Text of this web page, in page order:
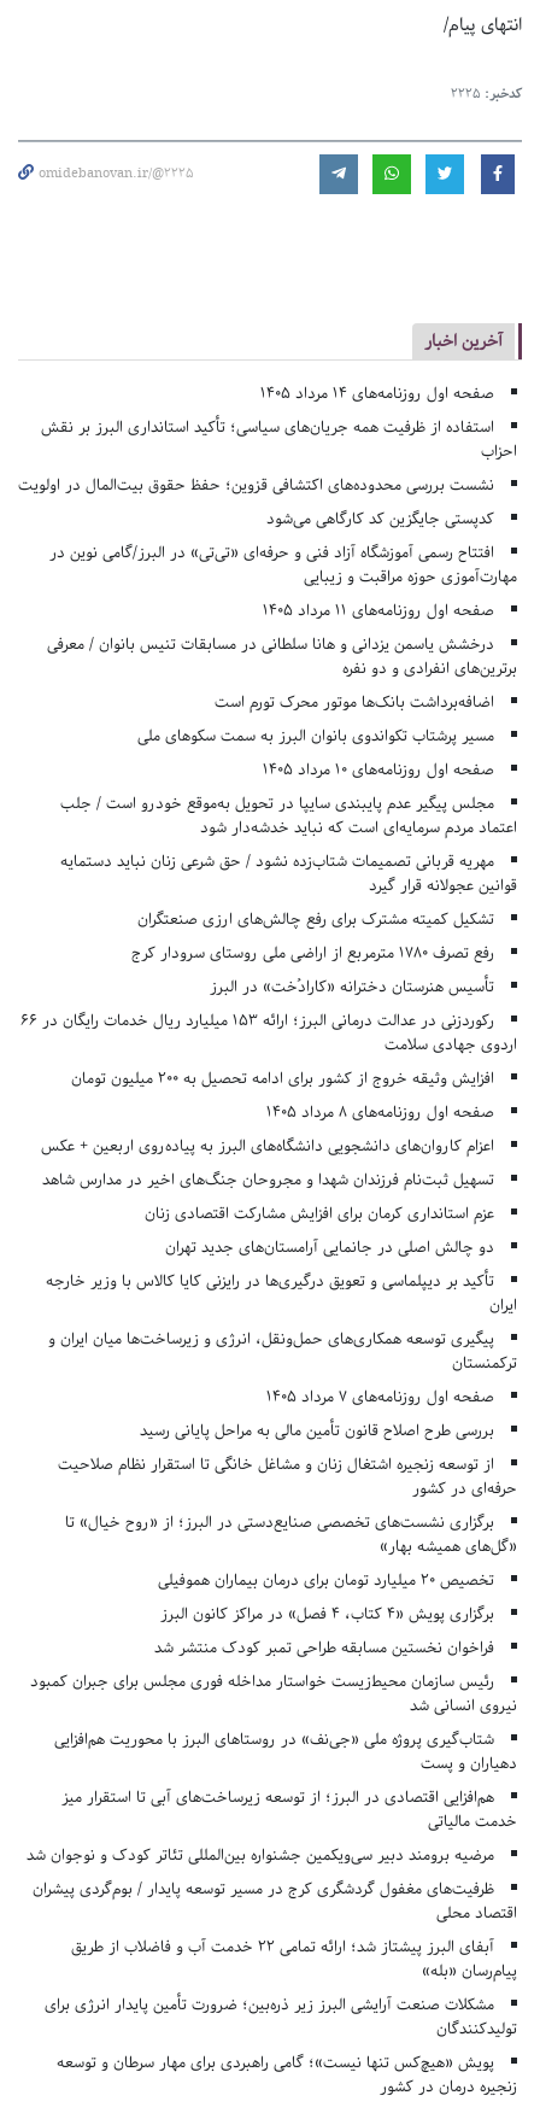
انتهای پیام/
کدخبر: 2225
omidebanovan.ir/@2225
آخرین اخبار
صفحه اول روزنامه‌های 14 مرداد 1405
استفاده از ظرفیت همه جریان‌های سیاسی؛ تأکید استانداری البرز بر نقش
احزاب
نشست بررسی محدوده‌های اکتشافی قزوین؛ حفظ حقوق بیت‌المال در اولویت
کدپستی جایگزین کد کارگاهی می‌شود
افتتاح رسمی آموزشگاه آزاد فنی و حرفه‌ای «تی‌تی» در البرز/گامی نوین در
مهارت‌آموزی حوزه مراقبت و زیبایی
صفحه اول روزنامه‌های 11 مرداد 1405
درخشش یاسمن یزدانی و هانا سلطانی در مسابقات تنیس بانوان / معرفی
برترین‌های انفرادی و دو نفره
اضافه‌برداشت بانک‌ها موتور محرک تورم است
مسیر پرشتاب تکواندوی بانوان البرز به سمت سکوهای ملی
صفحه اول روزنامه‌های 10 مرداد 1405
مجلس پیگیر عدم پایبندی سایپا در تحویل به‌موقع خودرو است / جلب
اعتماد مردم سرمایه‌ای است که نباید خدشه‌دار شود
مهریه قربانی تصمیمات شتاب‌زده نشود / حق شرعی زنان نباید دستمایه
قوانین عجولانه قرار گیرد
تشکیل کمیته مشترک برای رفع چالش‌های ارزی صنعتگران
رفع تصرف ۱۷۸۰ مترمربع از اراضی ملی روستای سرودار کرج
تأسیس هنرستان دخترانه «کارادُخت» در البرز
رکوردزنی در عدالت درمانی البرز؛ ارائه ۱۵۳ میلیارد ریال خدمات رایگان در ۶۶
اردوی جهادی سلامت
افزایش وثیقه خروج از کشور برای ادامه تحصیل به ۲۰۰ میلیون تومان
صفحه اول روزنامه‌های 8 مرداد 1405
اعزام کاروان‌های دانشجویی دانشگاه‌های البرز به پیاده‌روی اربعین + عکس
تسهیل ثبت‌نام فرزندان شهدا و مجروحان جنگ‌های اخیر در مدارس شاهد
عزم استانداری کرمان برای افزایش مشارکت اقتصادی زنان
دو چالش اصلی در جانمایی آرامستان‌های جدید تهران
تأکید بر دیپلماسی و تعویق درگیری‌ها در رایزنی کایا کالاس با وزیر خارجه
ایران
پیگیری توسعه همکاری‌های حمل‌ونقل، انرژی و زیرساخت‌ها میان ایران و
ترکمنستان
صفحه اول روزنامه‌های 7 مرداد 1405
بررسی طرح اصلاح قانون تأمین مالی به مراحل پایانی رسید
از توسعه زنجیره اشتغال زنان و مشاغل خانگی تا استقرار نظام صلاحیت
حرفه‌ای در کشور
برگزاری نشست‌های تخصصی صنایع‌دستی در البرز؛ از «روح خیال» تا
«گل‌های همیشه بهار»
تخصیص ۲۰ میلیارد تومان برای درمان بیماران هموفیلی
برگزاری پویش «۴ کتاب، ۴ فصل» در مراکز کانون البرز
فراخوان نخستین مسابقه طراحی تمبر کودک منتشر شد
رئیس سازمان محیط‌زیست خواستار مداخله فوری مجلس برای جبران کمبود
نیروی انسانی شد
شتاب‌گیری پروژه ملی «جی‌نف» در روستاهای البرز با محوریت هم‌افزایی
دهیاران و پست
هم‌افزایی اقتصادی در البرز؛ از توسعه زیرساخت‌های آبی تا استقرار میز
خدمت مالیاتی
مرضیه برومند دبیر سی‌ویکمین جشنواره بین‌المللی تئاتر کودک و نوجوان شد
ظرفیت‌های مغفول گردشگری کرج در مسیر توسعه پایدار / بوم‌گردی پیشران
اقتصاد محلی
آبفای البرز پیشتاز شد؛ ارائه تمامی ۲۲ خدمت آب و فاضلاب از طریق
پیام‌رسان «بله»
مشکلات صنعت آرایشی البرز زیر ذره‌بین؛ ضرورت تأمین پایدار انرژی برای
تولیدکنندگان
پویش «هیچ‌کس تنها نیست»؛ گامی راهبردی برای مهار سرطان و توسعه
زنجیره درمان در کشور